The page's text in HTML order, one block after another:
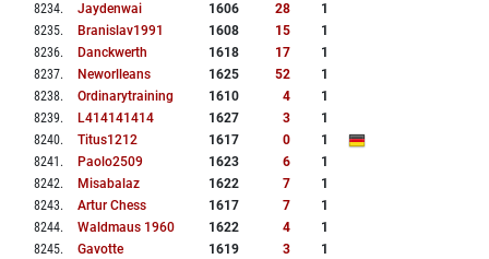
8234. Jaydenwai 1606 28
1
8235. Branislav1991 1608 15
1
8236. Danckwerth 1618 17
1
8237. Neworlleans 1625 52
1
8238. Ordinarytraining 1610 4
1
8239. L414141414 1627 3
1
8240. Titus1212 1617 0
1
8241 . Paolo2509 1623 6
1
8242. Misabalaz 1622 7
1
8243. Artur Chess 1617 7
1
8244. Waldmaus 1960 1622 4
1
8245. Gavotte 1619 3
1